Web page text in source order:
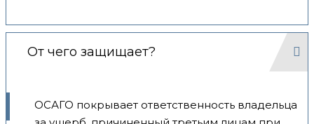
От чего защищает?
ОСАГО покрывает ответственность владельца